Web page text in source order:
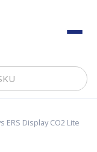
ERS Display CO2 Lite